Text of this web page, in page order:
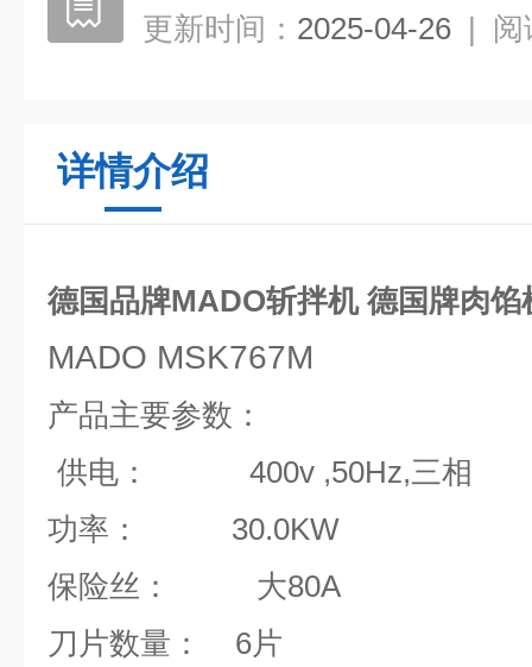
更新时间： 2025-04-26 | 阅
详情介绍
德国品牌MADO斩拌机 德国牌肉馅
MADO MSK767M
产品主要参数：
供电：
400v ,50Hz,三相
功率 ：
30.0KW
保险丝：
大80A
刀片数量：
6片